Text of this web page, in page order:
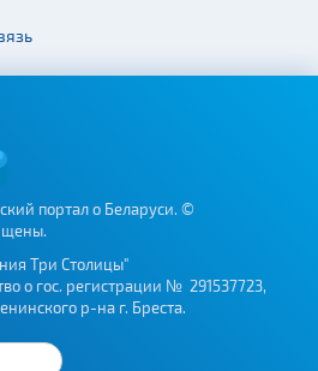
портал о Беларуси. ©
Три Столицы"
о гос. регистрации № 291537723,
р-на г. Бреста.